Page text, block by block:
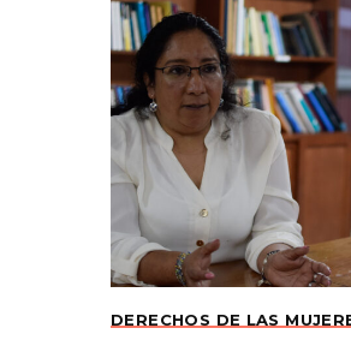
DERECHOS DE LAS